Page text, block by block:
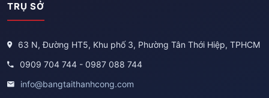
TRỤ SỞ
63 N, Đường HT5, Khu phố 3, Phường Tân Thới Hiệp, TPHCM
0909 704 744 - 0987 088 744
info@bangtaithanhcong.com